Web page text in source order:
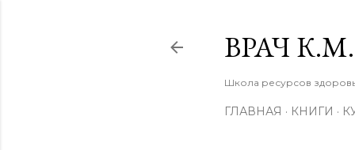
ВРАЧ
Школа ресурсов
ГЛАВНАЯ КНИГИ